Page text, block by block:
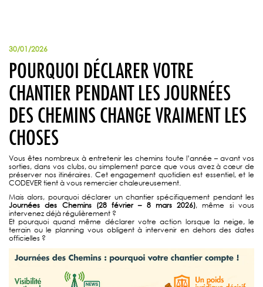
30/01/2026
POURQUOI DÉCLARER VOTRE
CHANTIER PENDANT LES JOURNÉES
DES CHEMINS CHANGE VRAIMENT LES
CHOSES
Vous êtes nombreux à entretenir les chemins toute l’année – avant vos
sorties, dans vos clubs, ou simplement parce que vous avez à cœur de
préserver nos itinéraires. Cet engagement quotidien est essentiel, et le
CODEVER tient à vous remercier chaleureusement.
Mais alors, pourquoi déclarer un chantier spécifiquement pendant les
Journées des Chemins (28 février – 8 mars 2026), même si vous
intervenez déjà régulièrement ?
Et pourquoi quand même déclarer votre action lorsque la neige, le
terrain ou le planning vous obligent à intervenir en dehors des dates
officielles ?